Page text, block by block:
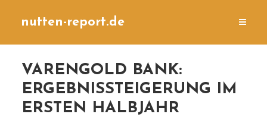
nutten-report.de
VARENGOLD BANK:
ERGEBNISSTEIGERUNG IM
ERSTEN HALBJAHR